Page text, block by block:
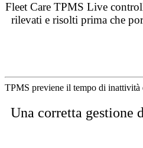
Fleet Care TPMS Live
rilevati e risolti prima che
TPMS previene il tempo di inattività
Una corretta gestione